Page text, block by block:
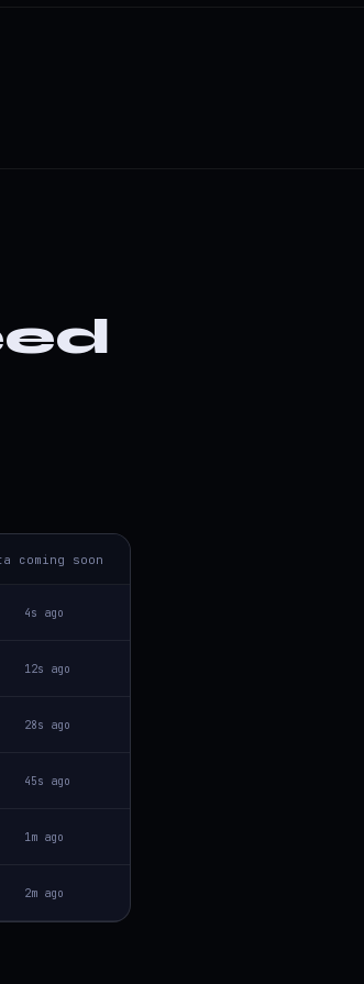
coming soon
4s ago
12s ago
28s ago
45s ago
1m ago
2m ago